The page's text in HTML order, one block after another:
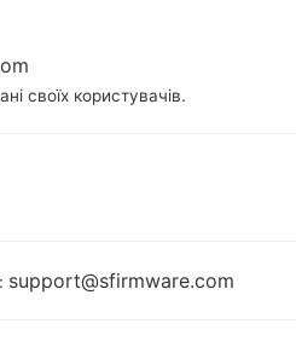
#6244
MUSIC DUOS
своїх користувачів.
support@sfirmware.com